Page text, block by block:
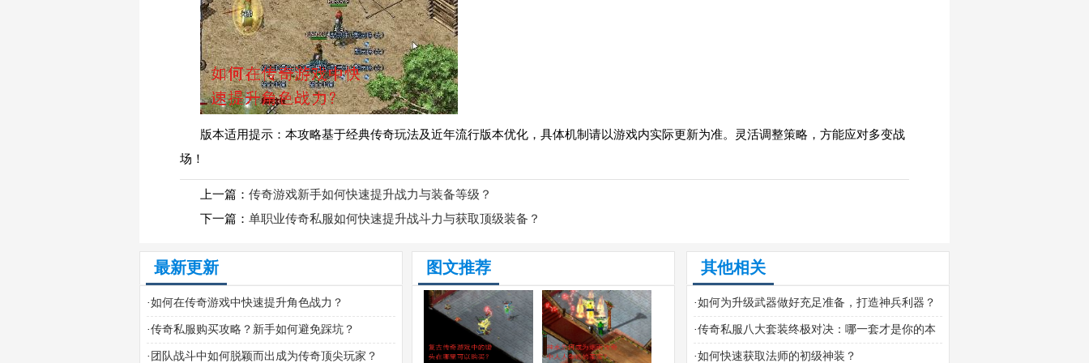
版本适用提示：本攻略基于经典传奇玩法及近年流行版本优化，具体机制请以游戏内实际更新为准。灵活调整策略，方能应对多变战
场！
上一篇： 传奇游戏新手如何快速提升战力与装备等级？
下一篇： 单职业传奇私服如何快速提升战斗力与获取顶级装备？
最新更新
·如何在传奇游戏中快速提升角色战力？
·传奇私服购买攻略？新手如何避免踩坑？
· 团队战斗中如何脱颖而出成为传奇顶尖玩家？
图文推荐 其他相关
·如何为升级武器做好充足准备，打造神兵利器？
·传奇私服八大套装终极对决：哪一套才是你的本
命神装？
·如何快速获取法师的初级神装？